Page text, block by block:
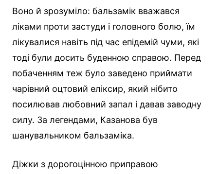
Воно й зрозуміло: бальзамік вважався
ліками проти застуди і головного болю, їм
лікувалися навіть під час епідемій чуми, які
тоді були досить буденною справою. Перед
побаченням теж було заведено приймати
чарівний оцтовий еліксир, який нібито
посилював любовний запал і давав заводну
силу. За легендами, Казанова був
шанувальником бальзаміка.
Діжки з дорогоцінною приправою